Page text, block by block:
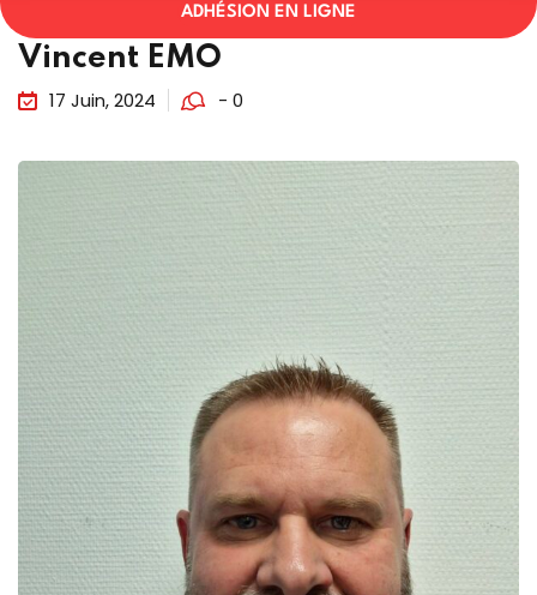
ADHÉSION EN LIGNE
Vincent EMO
17 Juin, 2024 - 0